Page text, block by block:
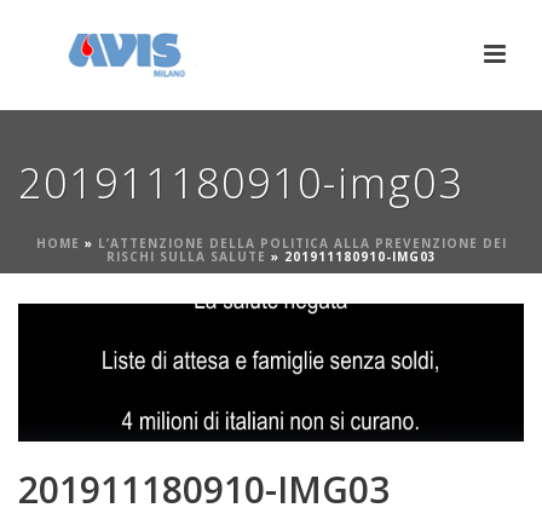
201911180910-img03
HOME » L’ATTENZIONE DELLA POLITICA ALLA PREVENZIONE DEI
RISCHI SULLA SALUTE » 201911180910-IMG03
201911180910-IMG03